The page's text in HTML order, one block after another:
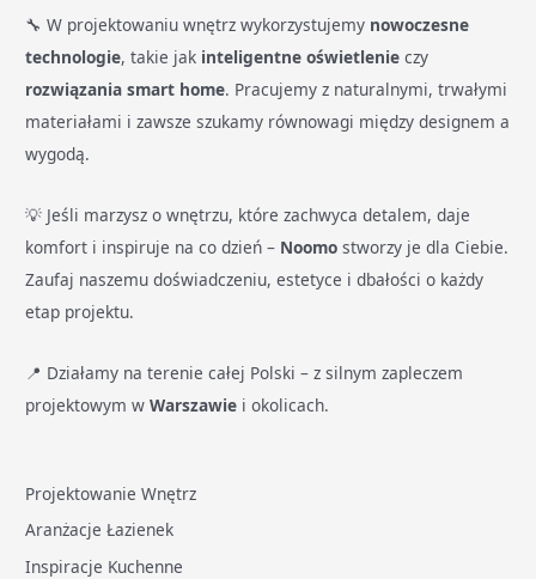
🔧 W projektowaniu wnętrz wykorzystujemy nowoczesne
technologie, takie jak inteligentne oświetlenie czy
rozwiązania smart home. Pracujemy z naturalnymi, trwałymi
materiałami i zawsze szukamy równowagi między designem a
wygodą.
💡 Jeśli marzysz o wnętrzu, które zachwyca detalem, daje
komfort i inspiruje na co dzień – Noomo stworzy je dla Ciebie.
Zaufaj naszemu doświadczeniu, estetyce i dbałości o każdy
etap projektu.
📍 Działamy na terenie całej Polski – z silnym zapleczem
projektowym wWarszawie i okolicach.
Projektowanie Wnętrz
Aranżacje Łazienek
Inspiracje Kuchenne